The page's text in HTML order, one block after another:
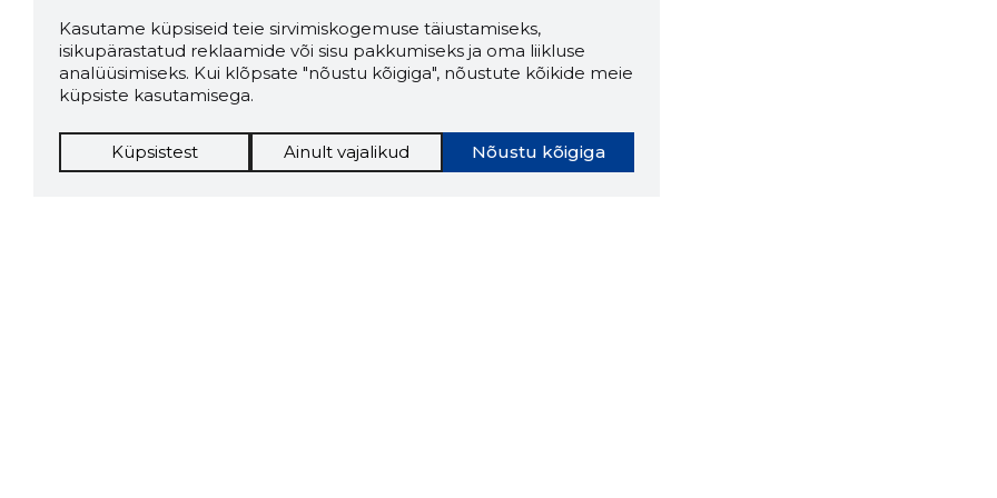
Kasutame küpsiseid teie sirvimiskogemuse täiustamiseks,
isikupärastatud reklaamide või sisu pakkumiseks ja oma liikluse
analüüsimiseks. Kui klõpsate "nõustu kõigiga", nõustute kõikide meie
küpsiste kasutamisega.
Nõustu kõigiga
Küpsistest Ainult vajalikud